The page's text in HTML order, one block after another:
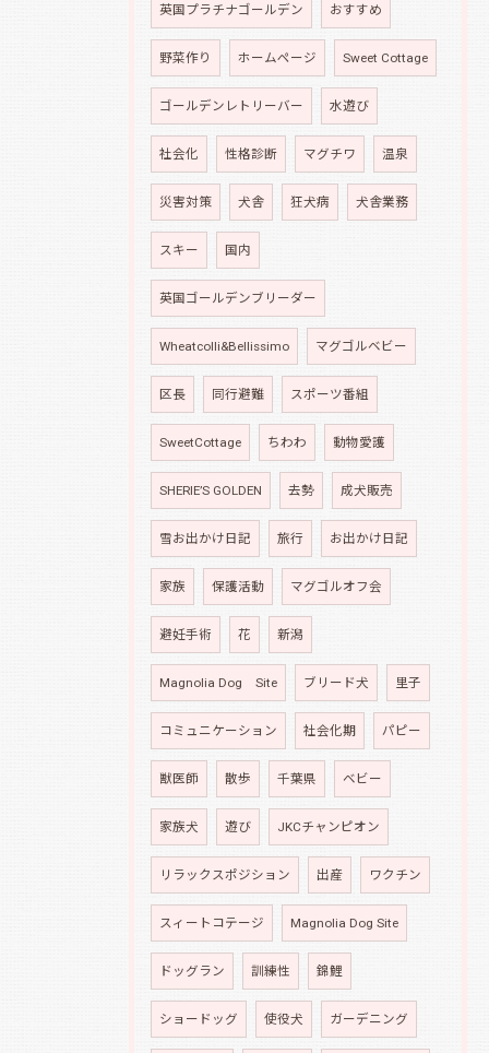
英国プラチナゴールデン おすすめ
野菜作り ホームページ Sweet Cottage
ゴールデンレトリーバー 水遊び
社会化 性格診断 マグチワ 温泉
災害対策 犬舎 狂犬病 犬舎業務
スキー 国内
英国ゴールデンブリーダー
Wheatcolli&Bellissimo マグゴルベビー
区長 同行避難 スポーツ番組
SweetCottage ちわわ 動物愛護
SHERIE’S GOLDEN 去勢 成犬販売
雪お出かけ日記 旅行 お出かけ日記
家族 保護活動 マグゴルオフ会
避妊手術 花 新潟
Magnolia Dog Site ブリード犬 里子
コミュニケーション 社会化期 パピー
獣医師 散歩 千葉県 ベビー
家族犬 遊び JKCチャンピオン
リラックスポジション 出産 ワクチン
スィートコテージ Magnolia Dog Site
ドッグラン 訓練性 錦鯉
ショードッグ 使役犬 ガーデニング